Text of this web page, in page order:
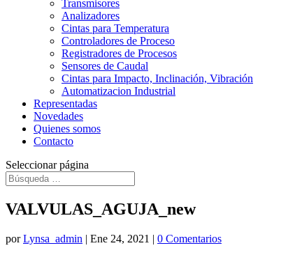
Transmisores
Analizadores
Cintas para Temperatura
Controladores de Proceso
Registradores de Procesos
Sensores de Caudal
Cintas para Impacto, Inclinación, Vibración
Automatizacion Industrial
Representadas
Novedades
Quienes somos
Contacto
Seleccionar página
VALVULAS_AGUJA_new
porLynsa_admin | Ene 24, 2021 | 0 Comentarios